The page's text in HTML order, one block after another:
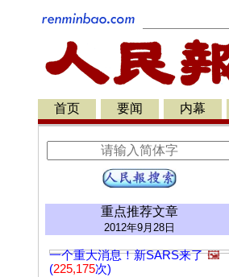
首页 要闻 内幕
重点推荐文章
2012年9月28日
一个重大消息！新SARS来了 🖼️
(225,175次)